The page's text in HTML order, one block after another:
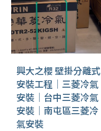
興大之櫻 壁掛分離式
安裝工程｜三菱冷氣
安裝｜台中三菱冷氣
安裝｜南屯區三菱冷
氣安裝